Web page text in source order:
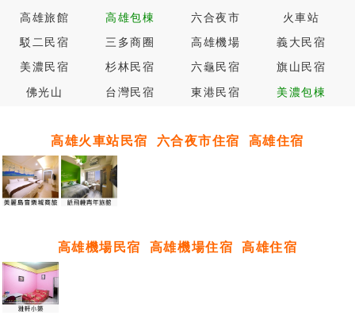
高雄旅館 高雄包棟 六合夜市 火車站
駁二民宿 三多商圈 高雄機場 義大民宿
美濃民宿 杉林民宿 六龜民宿 旗山民宿
佛光山 台灣民宿 東港民宿 美濃包棟
高雄火車站民宿 六合夜市住宿 高雄住宿
高雄機場民宿 高雄機場住宿 高雄住宿